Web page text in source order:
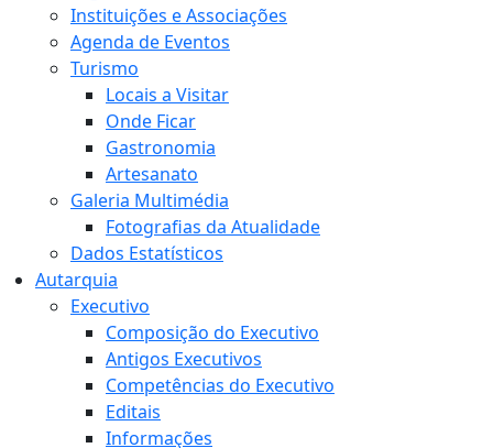
Instituições e Associações
Agenda de Eventos
Turismo
Locais a Visitar
Onde Ficar
Gastronomia
Artesanato
Galeria Multimédia
Fotografias da Atualidade
Dados Estatísticos
Autarquia
Executivo
Composição do Executivo
Antigos Executivos
Competências do Executivo
Editais
Informações